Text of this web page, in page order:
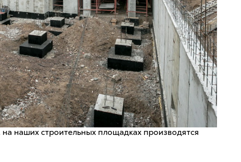
наших строительных площадках производятся